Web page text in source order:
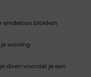
eindeloos blokken
woning
doen voordat je een